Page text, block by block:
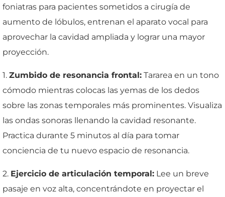
foniatras para pacientes sometidos a cirugía de
aumento de lóbulos, entrenan el aparato vocal para
aprovechar la cavidad ampliada y lograr una mayor
proyección.
1. Zumbido de resonancia frontal: Tararea en un tono
cómodo mientras colocas las yemas de los dedos
sobre las zonas temporales más prominentes. Visualiza
las ondas sonoras llenando la cavidad resonante.
Practica durante 5 minutos al día para tomar
conciencia de tu nuevo espacio de resonancia.
2. Ejercicio de articulación temporal: Lee un breve
pasaje en voz alta, concentrándote en proyectar el